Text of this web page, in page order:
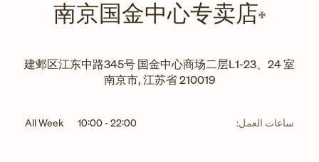
南京国金中心专卖店
建邺区江东中路345号 国金中心商场二层L1-23、24 室
南京市,江苏省210019
ساعات العمل: All Week 10:00-22:00